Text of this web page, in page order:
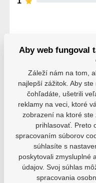
Farba
Varianta
Materiál - 840 D
Aby web fungoval
Záleží nám na tom,
najlepší zážitok. Aby
čohľadáte, ušetrili
reklamy na veci, ktoré
zobrazení na ktoré ste
prihlasovať. Preto
spracovaním súborov
súhlasíte s
poskytovali zmysluplné
údajov. Svoj súhlas
spracovania